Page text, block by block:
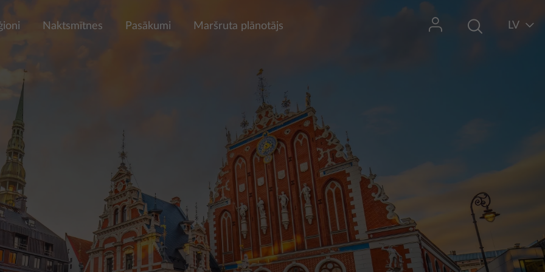
Naktsmītnes Pasākumi Maršruta plānotājs LV